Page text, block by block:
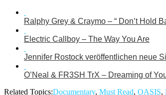
Ralphy Grey & Craymo – “ Don’t Hold
Electric Callboy – The Way You Are
Jennifer Rostock veröffentlichen neue
O’Neal & FR3SH TrX – Dreaming of
Related Topics:Documentary, Must Read, OASIS,